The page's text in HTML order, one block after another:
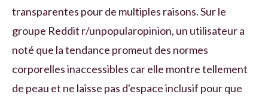
transparentes pour de multiples raisons. Sur le
groupe Reddit r/unpopularopinion, un utilisateur a
noté que la tendance promeut des normes
corporelles inaccessibles car elle montre tellement
de peau et ne laisse pas d'espace inclusif pour que